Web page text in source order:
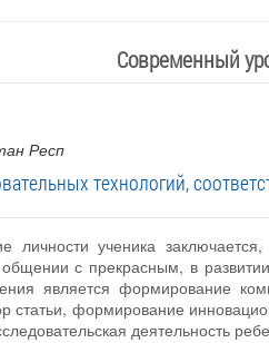
Современный
Респ
технологий,
личности ученика
с прекрасным, в
является формирование
статьи, формирование
деятельность